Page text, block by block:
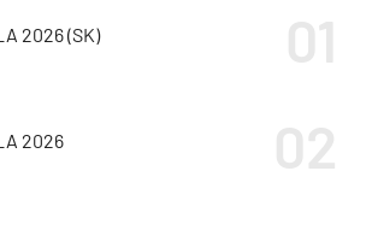
2026 (SK)
2026